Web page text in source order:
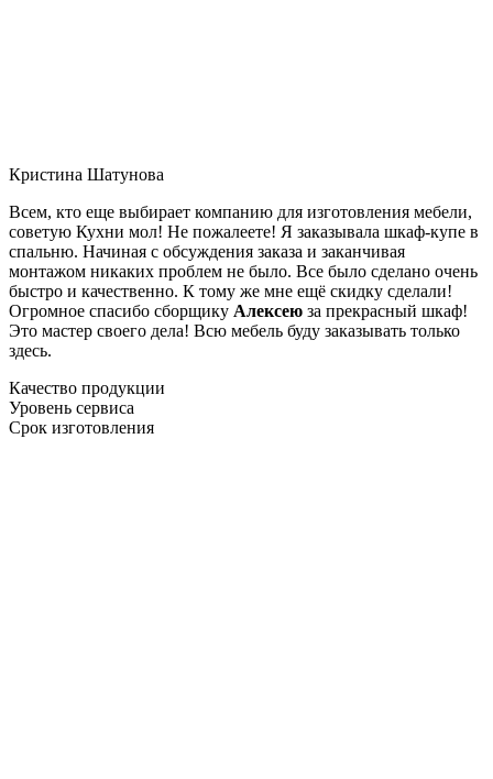
Кристина Шатунова
Всем, кто еще выбирает компанию для изготовления мебели,
советую Кухни мол! Не пожалеете! Я заказывала шкаф-купе в
спальню. Начиная с обсуждения заказа и заканчивая
монтажом никаких проблем не было. Все было сделано очень
быстро и качественно. К тому же мне ещё скидку сделали!
Огромное спасибо сборщику Алексею за прекрасный шкаф!
Это мастер своего дела! Всю мебель буду заказывать только
здесь.
Качество продукции
Уровень сервиса
Срок изготовления